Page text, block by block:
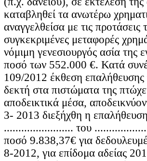
καταβληθεί τα ανωτέρω
αναγγελθείσα με τις
συγκεκριμένες μεταφορές
νόμιμη γενεσιουργός ασία της
ποσό των 552.000 €. Κατά
109/2012 έκθεση επαλήθευσης
δεκτή στα πιστώματα της
αποδεικτικά μέσα,
3- 2013 διεξήχθη η
........................ του
ποσό 9.838,37€ για
8-2012, για επίδομα αδείας